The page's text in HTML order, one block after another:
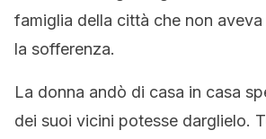
famiglia della città che non
la sofferenza.
La donna andò di casa in casa
dei suoi vicini potesse darglielo.